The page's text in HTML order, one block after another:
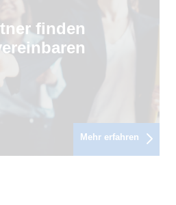
finden
Mehr erfahren